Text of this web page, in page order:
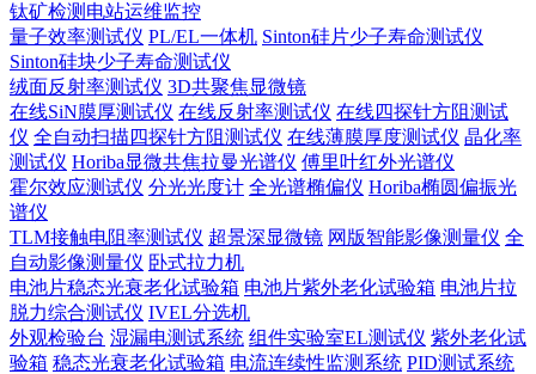
钛矿检测 电站运维监控
量子效率测试仪 PL/EL一体机 Sinton硅片少子寿命测试仪
Sinton硅块少子寿命测试仪
绒面反射率测试仪 3D共聚焦显微镜
在线SiN膜厚测试仪 在线反射率测试仪 在线四探针方阻测试
仪 全自动扫描四探针方阻测试仪 在线薄膜厚度测试仪 晶化率
测试仪 Horiba显微共焦拉曼光谱仪 傅里叶红外光谱仪
霍尔效应测试仪 分光光度计 全光谱椭偏仪 Horiba椭圆偏振光
谱仪
TLM接触电阻率测试仪 超景深显微镜 网版智能影像测量仪 全
自动影像测量仪 卧式拉力机
电池片稳态光衰老化试验箱 电池片紫外老化试验箱 电池片拉
脱力综合测试仪 IVEL分选机
外观检验台 湿漏电测试系统 组件实验室EL测试仪 紫外老化试
验箱 稳态光衰老化试验箱 电流连续性监测系统 PID测试系统